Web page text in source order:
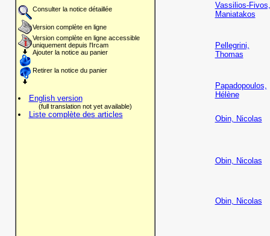
Consulter la notice détaillée
Version complète en ligne
Version complète en ligne accessible
uniquement depuis l'Ircam
Ajouter la notice au panier
Retirer la notice du panier
English version
(full translation not yet available)
Liste complète des articles
Vassilios-Fivos,
Maniatakos
Pellegrini,
Thomas
Papadopoulos,
Hélène
Obin, Nicolas
Obin, Nicolas
Obin, Nicolas